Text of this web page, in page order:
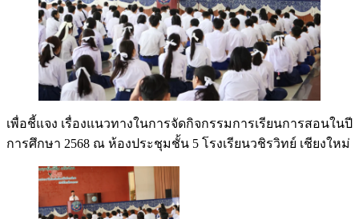
เพื่อชี้แจง เรื่องแนวทางในการจัดกิจกรรมการเรียนการสอนในปี
การศึกษา 2568 ณ ห้องประชุมชั้น 5 โรงเรียนวชิรวิทย์ เชียงใหม่